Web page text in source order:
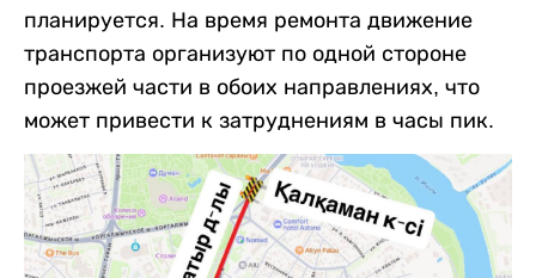
планируется. На время ремонта движение
транспорта организуют по одной стороне
проезжей части в обоих направлениях, что
может привести к затруднениям в часы пик.